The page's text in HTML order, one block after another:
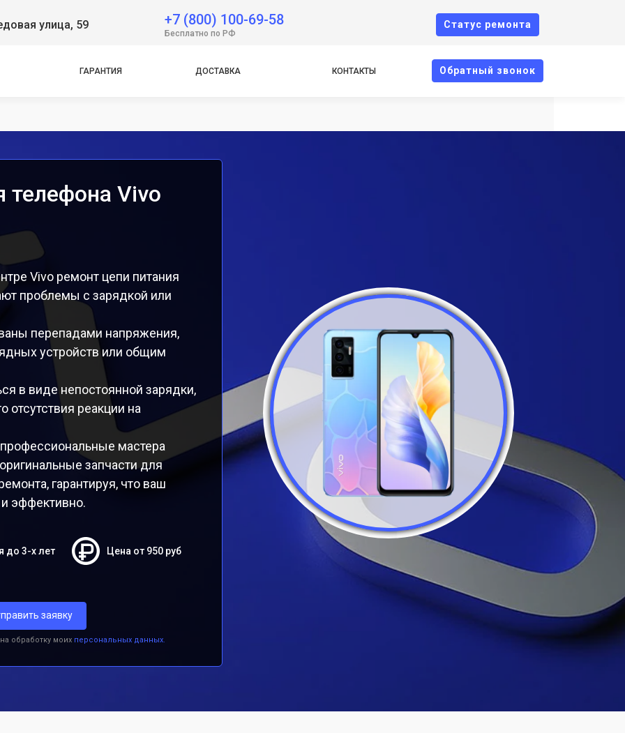
улица, 59 +7 (800) 100-69-58
Бесплатно по РФ
Cтатус ремонта
ГАРАНТИЯ ДОСТАВКА КОНТАКТЫ Oбратный звонок
телефона Vivo
Vivo ремонт цепи питания
проблемы с зарядкой или
перепадами напряжения,
устройств или общим
в виде непостоянной зарядки,
отсутствия реакции на
мастера
запчасти для
гарантируя, что ваш
эффективно.
до 3-х лет Цена от 950 руб
заявку
обработку моих персональных данных.